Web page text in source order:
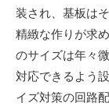
装され、基板は
精緻な作りが求
のサイズは年々
対応できるよう
イズ対策の回路